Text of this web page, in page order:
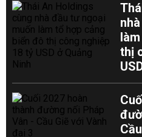
thị